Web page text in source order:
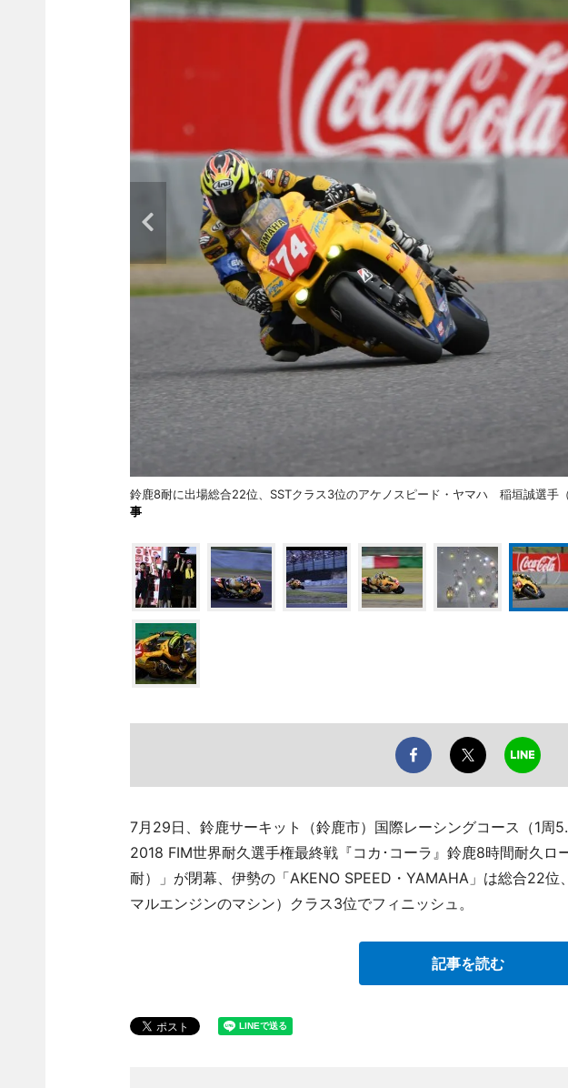
鈴鹿8耐に出場総合22位、SSTクラス3位のアケノスピード・ヤマハ 稲垣誠選手
事
7月29日、鈴鹿サーキット（鈴鹿市）国際レーシングコース（1周
2018 FIM世界耐久選手権最終戦『コカ･コーラ』鈴鹿8時間耐久ロ
耐）」が閉幕、伊勢の「AKENO SPEED・YAMAHA」は総合22位
マルエンジンのマシン）クラス3位でフィニッシュ。
記事を読む